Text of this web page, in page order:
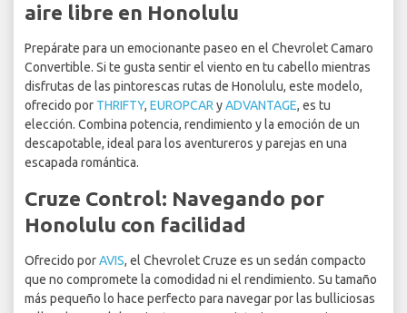
aire libre en Honolulu
Prepárate para un emocionante paseo en el Chevrolet Camaro
Convertible. Si te gusta sentir el viento en tu cabello mientras
disfrutas de las pintorescas rutas de Honolulu, este modelo,
ofrecido por THRIFTY, EUROPCAR yADVANTAGE, es tu
elección. Combina potencia, rendimiento y la emoción de un
descapotable, ideal para los aventureros y parejas en una
escapada romántica.
Cruze Control: Navegando por
Honolulu con facilidad
Ofrecido porAVIS, el Chevrolet Cruze es un sedán compacto
que no compromete la comodidad ni el rendimiento. Su tamaño
más pequeño lo hace perfecto para navegar por las bulliciosas